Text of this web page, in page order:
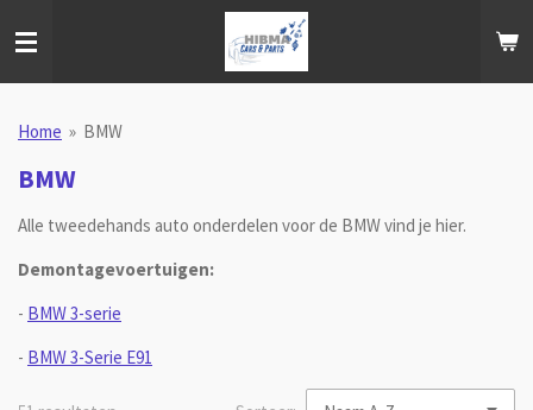
direct
hoofdinhoud
Home » BMW
BMW
Alle tweedehands auto onderdelen voor de BMW vind je hier.
Demontagevoertuigen:
- BMW 3-serie
- BMW 3-Serie E91